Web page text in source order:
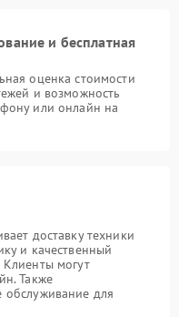
и бесплатная
оценка стоимости
и возможность
или онлайн на
доставку техники
и качественный
могут
Также
обслуживание для